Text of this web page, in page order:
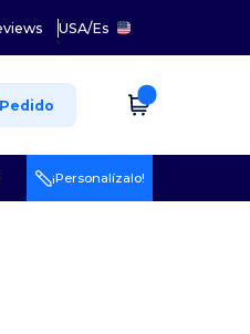
USA/Es
¡Personalízalo!